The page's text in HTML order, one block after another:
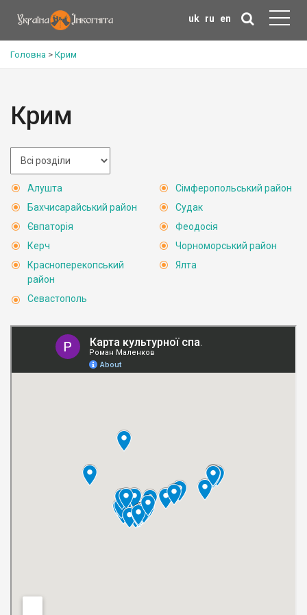
uk ru en
Головна > Крим
Крим
Алушта
Бахчисарайський район
Євпаторія
Керч
Красноперекопський
район
Севастополь
Сімферопольський район
Судак
Феодосія
Чорноморський район
Ялта